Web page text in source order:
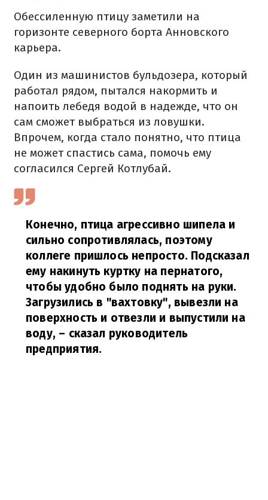
Обессиленную птицу заметили на
горизонте северного борта Анновского
карьера.
Один из машинистов бульдозера, который
работал рядом, пытался накормить и
напоить лебедя водой в надежде, что он
сам сможет выбраться из ловушки.
Впрочем, когда стало понятно, что птица
не может спастись сама, помочь ему
согласился Сергей Котлубай.
Конечно, птица агрессивно шипела и
сильно сопротивлялась, поэтому
коллеге пришлось непросто. Подсказал
ему накинуть куртку на пернатого,
чтобы удобно было поднять на руки.
Загрузились в "вахтовку", вывезли на
поверхность и отвезли и выпустили на
воду, – сказал руководитель
предприятия.